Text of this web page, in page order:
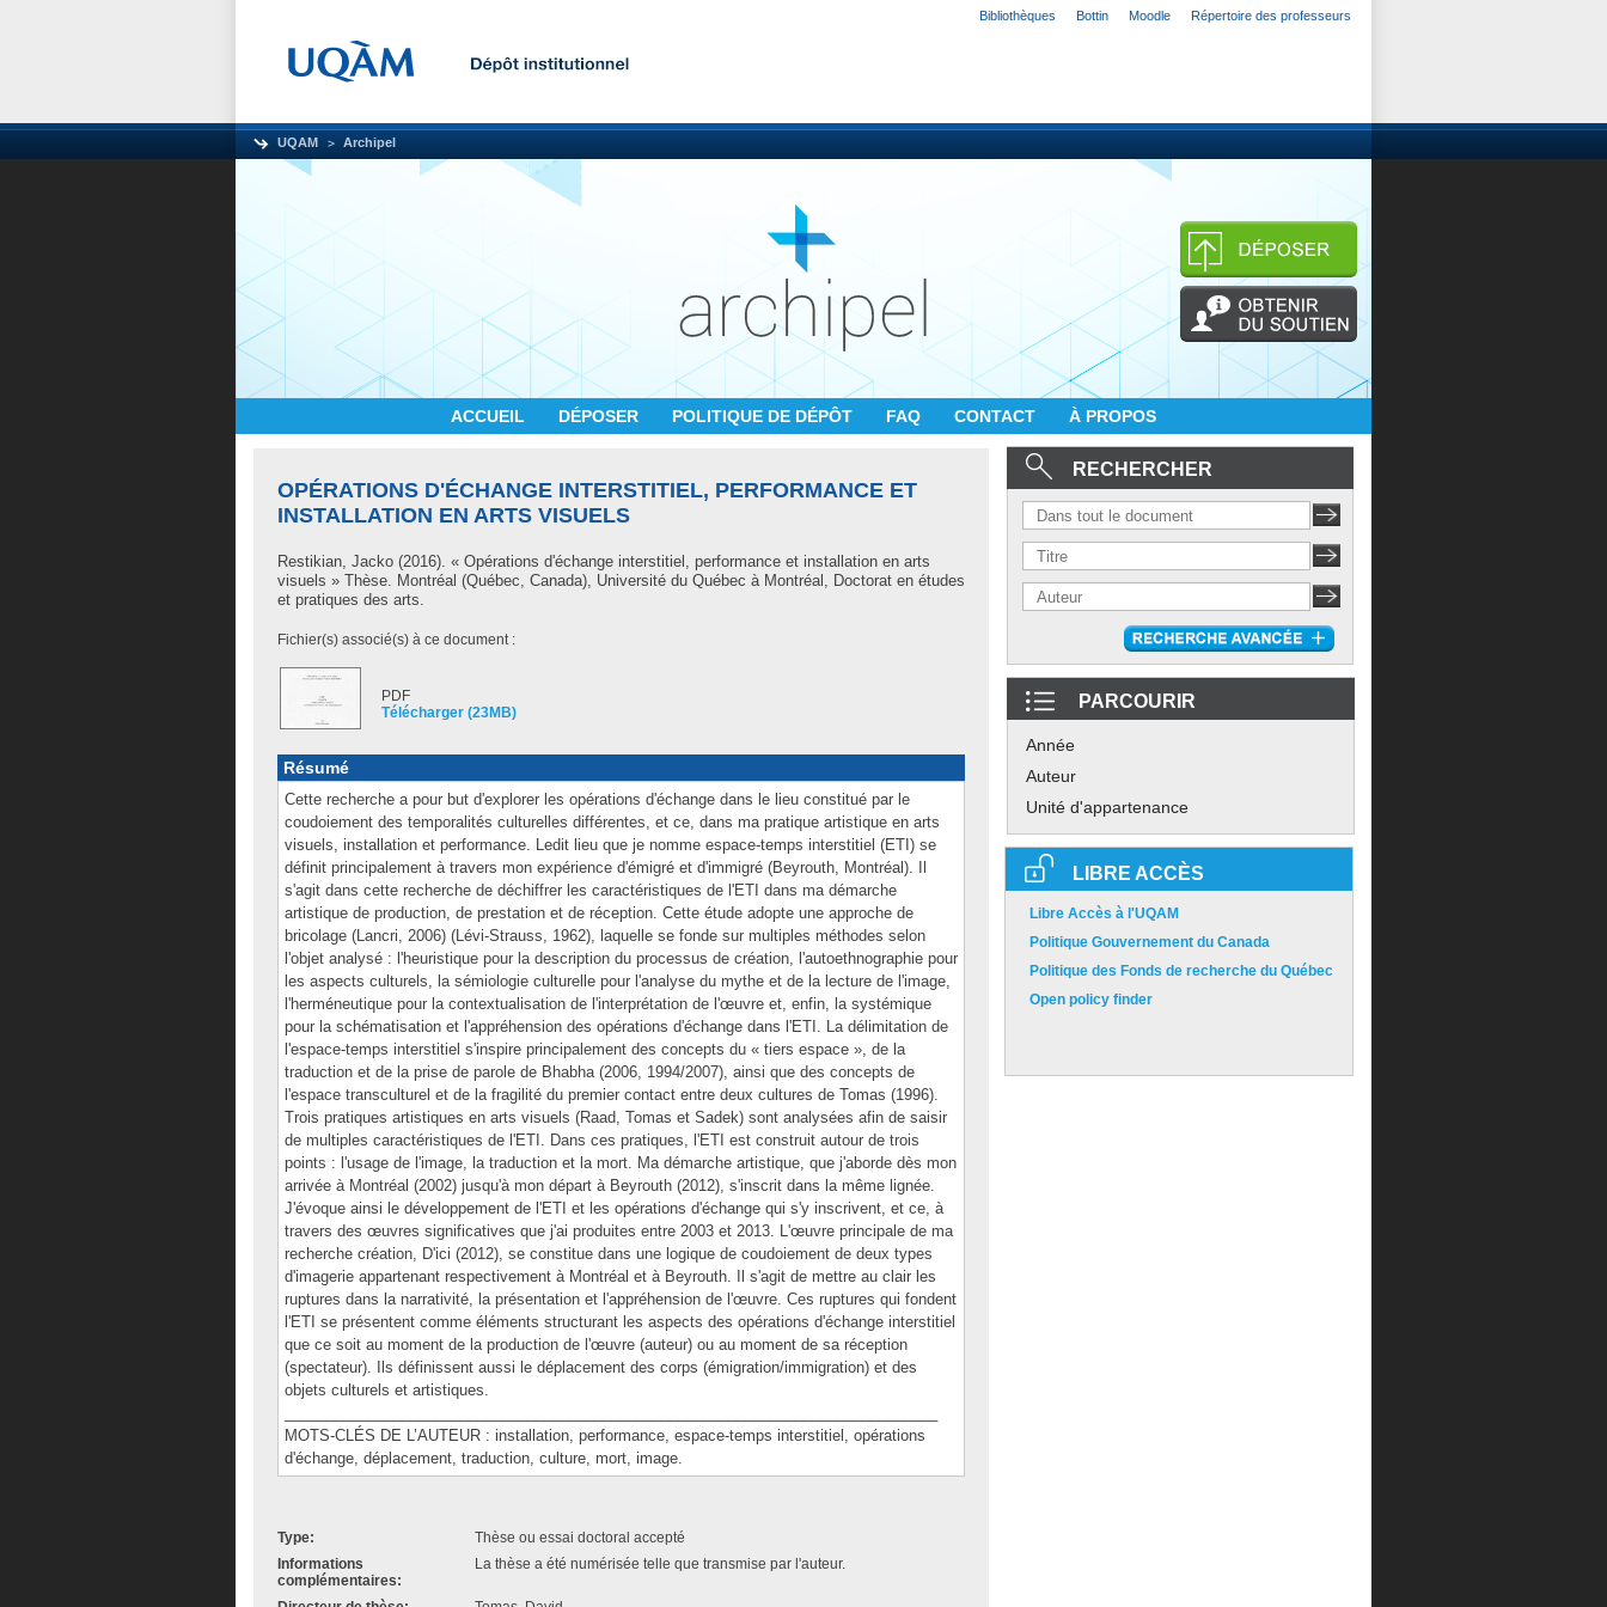
Bibliothèques Bottin Moodle Répertoire des professeurs
UQAM Archipel
ACCUEIL DÉPOSER POLITIQUE DE DÉPÔT FAQ CONTACT À PROPOS
OPÉRATIONS D'ÉCHANGE INTERSTITIEL, PERFORMANCE ET
INSTALLATION EN ARTS VISUELS
Restikian, Jacko (2016). « Opérations d'échange interstitiel, performance et installation en arts
visuels » Thèse. Montréal (Québec, Canada), Université du Québec à Montréal, Doctorat en études
et pratiques des arts.
Fichier(s) associé(s) à ce document :
PDF
Télécharger (23MB)
Résumé
Cette recherche a pour but d'explorer les opérations d'échange dans le lieu constitué par le
coudoiement des temporalités culturelles différentes, et ce, dans ma pratique artistique en arts
visuels, installation et performance. Ledit lieu que je nomme espace-temps interstitiel (ETI) se
définit principalement à travers mon expérience d'émigré et d'immigré (Beyrouth, Montréal). Il
s'agit dans cette recherche de déchiffrer les caractéristiques de l'ETI dans ma démarche
artistique de production, de prestation et de réception. Cette étude adopte une approche de
bricolage (Lancri, 2006) (Lévi-Strauss, 1962), laquelle se fonde sur multiples méthodes selon
l'objet analysé : l'heuristique pour la description du processus de création, l'autoethnographie pour
les aspects culturels, la sémiologie culturelle pour l'analyse du mythe et de la lecture de l'image,
l'herméneutique pour la contextualisation de l'interprétation de l'œuvre et, enfin, la systémique
pour la schématisation et l'appréhension des opérations d'échange dans l'ETI. La délimitation de
l'espace-temps interstitiel s'inspire principalement des concepts du « tiers espace », de la
traduction et de la prise de parole de Bhabha (2006, 1994/2007), ainsi que des concepts de
l'espace transculturel et de la fragilité du premier contact entre deux cultures de Tomas (1996).
Trois pratiques artistiques en arts visuels (Raad, Tomas et Sadek) sont analysées afin de saisir
de multiples caractéristiques de l'ETI. Dans ces pratiques, l'ETI est construit autour de trois
points : l'usage de l'image, la traduction et la mort. Ma démarche artistique, que j'aborde dès mon
arrivée à Montréal (2002) jusqu'à mon départ à Beyrouth (2012), s'inscrit dans la même lignée.
J'évoque ainsi le développement de l'ETI et les opérations d'échange qui s'y inscrivent, et ce, à
travers des œuvres significatives que j'ai produites entre 2003 et 2013. L'œuvre principale de ma
recherche création, D'ici (2012), se constitue dans une logique de coudoiement de deux types
d'imagerie appartenant respectivement à Montréal et à Beyrouth. Il s'agit de mettre au clair les
ruptures dans la narrativité, la présentation et l'appréhension de l'œuvre. Ces ruptures qui fondent
l'ETI se présentent comme éléments structurant les aspects des opérations d'échange interstitiel
que ce soit au moment de la production de l'œuvre (auteur) ou au moment de sa réception
(spectateur). Ils définissent aussi le déplacement des corps (émigration/immigration) et des
objets culturels et artistiques.
MOTS-CLÉS DE L’AUTEUR : installation, performance, espace-temps interstitiel, opérations
d'échange, déplacement, traduction, culture, mort, image.
Type:
Thèse ou essai doctoral accepté
Informations
complémentaires:
La thèse a été numérisée telle que transmise par l'auteur.
RECHERCHER
PARCOURIR
Année
Auteur
Unité d'appartenance
LIBRE ACCÈS
Libre Accès à l'UQAM
Politique Gouvernement du Canada
Politique des Fonds de recherche du Québec
Open policy finder